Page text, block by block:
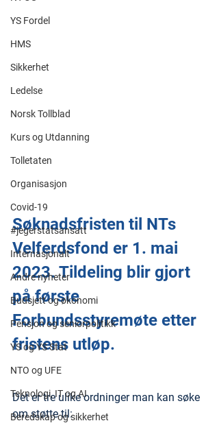
YS Fordel
HMS
Sikkerhet
Ledelse
Norsk Tollblad
Kurs og Utdanning
Tolletaten
Organisasjon
Covid-19
#jegerstatsansatt
Internasjonalt
Andre nyheter
Budsjett og økonomi
Pensjon og seniorpolitikk
YS og YS Stat
NTO og UFE
Teknologi, IT og AI
Beredskap og sikkerhet
Søknadsfristen til NTs
Velferdsfond er 1. mai
2023. Tildeling blir gjort
på første
Forbundsstyremøte etter
fristens utløp.
Det er tre ulike ordninger man kan søke
om støtte til: